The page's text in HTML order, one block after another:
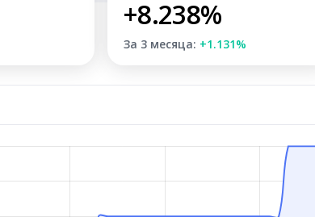
+8.238%
За 3 месяца: +1.131%